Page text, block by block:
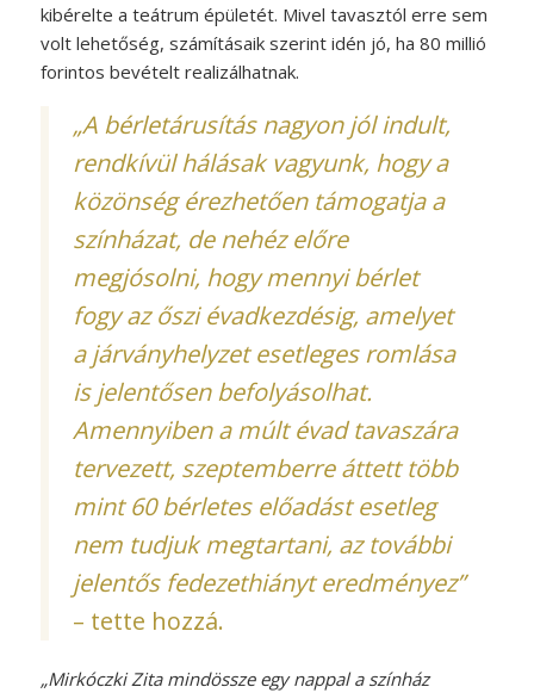
kibérelte a teátrum épületét. Mivel tavasztól erre sem
volt lehetőség, számításaik szerint idén jó, ha 80 millió
forintos bevételt realizálhatnak.
„A bérletárusítás nagyon jól indult,
rendkívül hálásak vagyunk, hogy a
közönség érezhetően támogatja a
színházat, de nehéz előre
megjósolni, hogy mennyi bérlet
fogy az őszi évadkezdésig, amelyet
a járványhelyzet esetleges romlása
is jelentősen befolyásolhat.
Amennyiben a múlt évad tavaszára
tervezett, szeptemberre áttett több
mint 60 bérletes előadást esetleg
nem tudjuk megtartani, az további
jelentős fedezethiányt eredményez”
– tette hozzá.
„Mirkóczki Zita mindössze egy nappal a színház